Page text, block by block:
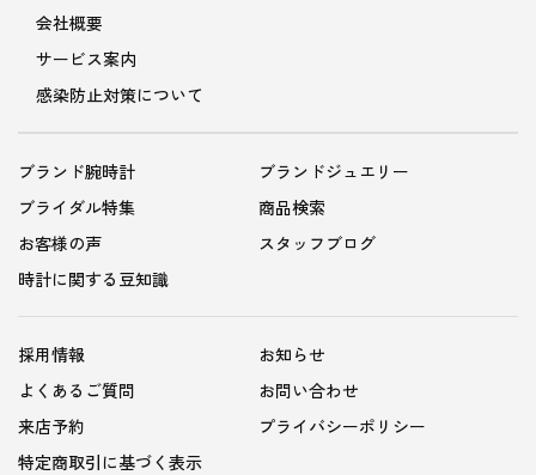
会社概要
サービス案内
感染防止対策について
ブランド腕時計
ブランドジュエリー
ブライダル特集
商品検索
お客様の声
スタッフブログ
時計に関する豆知識
採用情報
お知らせ
よくあるご質問
お問い合わせ
来店予約
プライバシーポリシー
特定商取引に基づく表示